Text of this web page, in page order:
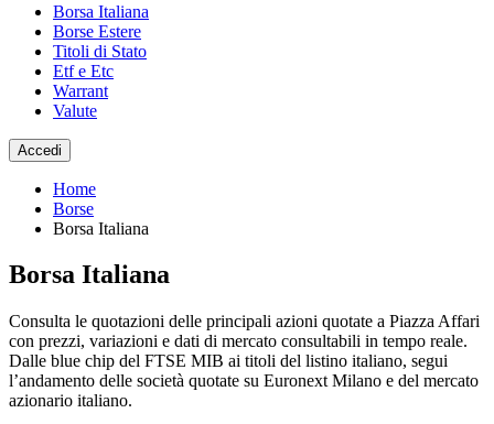
Borsa Italiana
Borse Estere
Titoli di Stato
Etf e Etc
Warrant
Valute
Accedi
Home
Borse
Borsa Italiana
Borsa Italiana
Consulta le quotazioni delle principali azioni quotate a Piazza Affari
con prezzi, variazioni e dati di mercato consultabili in tempo reale.
Dalle blue chip del FTSE MIB ai titoli del listino italiano, segui
l’andamento delle società quotate su Euronext Milano e del mercato
azionario italiano.